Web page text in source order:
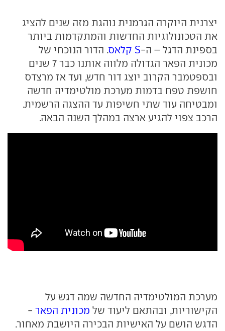
יצרנית היוקרה הגרמנית נוהגת מזה שנים להציג
את הטכונולוגיות החדשות והמתקדמות ביותר
בספינת הדגל – ה-S קלאס
. הדור הנוכחי של
מכונית הפאר הגדולה מלווה אותנו כבר 7 שנים
ובספטמבר הקרוב יוצג דור חדש, ועד אז מרצדס
חושפת טפח בדמות מערכת מולטימדיה חדשה
ומבטיחה עוד שתי חשיפות עד ההצגה הרשמית.
הרכב צפוי להגיע ארצה במהלך השנה הבאה.
מערכת המולטימדיה החדשה שמה דגש על
הקישוריות, ובהתאם ליעוד של מכונית הפאר -
הדגש הושם על האישיות הבכירה היושבת מאחור.